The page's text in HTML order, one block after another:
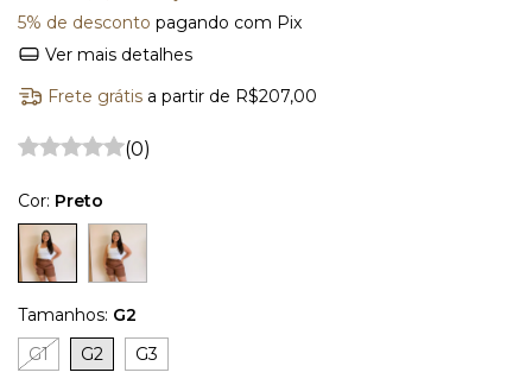
5% de desconto pagando com Pix
Ver mais detalhes
Frete grátis a partir de R$207,00
(0)
Cor: Preto
Tamanhos: G2
G1
G2 G3